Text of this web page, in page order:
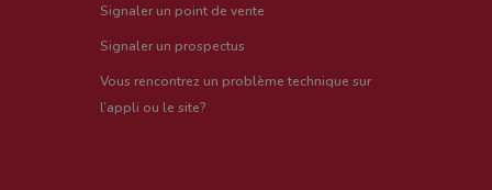
Signaler un point de vente
Signaler un prospectus
Vous rencontrez un problème technique sur
l’appli ou le site?